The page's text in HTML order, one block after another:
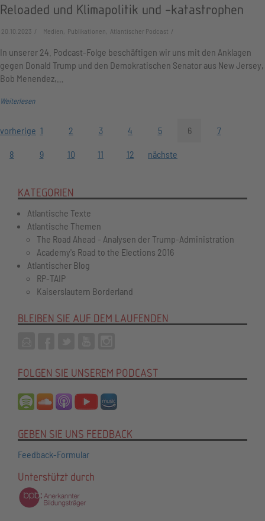
Reloaded und Klimapolitik und -katastrophen
20.10.2023 Medien, Publikationen, Atlantischer Podcast
In unserer 24. Podcast-Folge beschäftigen wir uns mit den Anklagen
gegen Donald Trump und den Demokratischen Senator aus New Jersey,
Bob Menendez,…
Weiterlesen
vorherige 1 2 3 4 5 6 7
8 9 10 11 12 nächste
KATEGORIEN
Atlantische Texte
Atlantische Themen
The Road Ahead - Analysen der Trump-Administration
Academy's Road to the Elections 2016
Atlantischer Blog
RP-TAIP
Kaiserslautern Borderland
BLEIBEN SIE AUF DEM LAUFENDEN
FOLGEN SIE UNSEREM PODCAST
GEBEN SIE UNS FEEDBACK
Feedback-Formular
Unterstützt durch